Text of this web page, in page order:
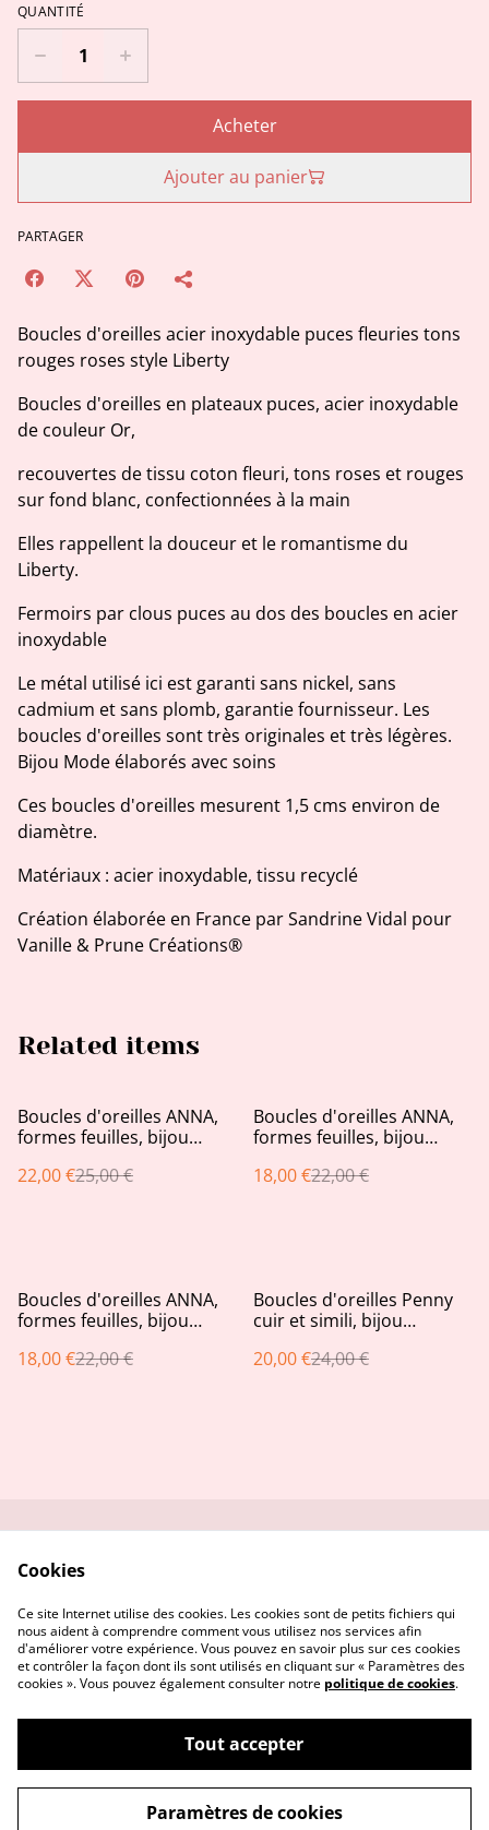
QUANTITÉ
Acheter
Ajouter au panier
PARTAGER
Boucles d'oreilles acier inoxydable puces fleuries tons
rouges roses style Liberty
Boucles d'oreilles en plateaux puces, acier inoxydable
de couleur Or,
recouvertes de tissu coton fleuri, tons roses et rouges
sur fond blanc, confectionnées à la main
Elles rappellent la douceur et le romantisme du
Liberty.
Fermoirs par clous puces au dos des boucles en acier
inoxydable
Le métal utilisé ici est garanti sans nickel, sans
cadmium et sans plomb, garantie fournisseur. Les
boucles d'oreilles sont très originales et très légères.
Bijou Mode élaborés avec soins
Ces boucles d'oreilles mesurent 1,5 cms environ de
diamètre.
Matériaux : acier inoxydable, tissu recyclé
Création élaborée en France par Sandrine Vidal pour
Vanille & Prune Créations®
Related items
%
Boucles d'oreilles ANNA,
formes feuilles, bijou
chocolat
22,00 €25,00 €
%
Boucles d'oreilles ANNA,
formes feuilles, bijou
doré rose et bronze
18,00 €22,00 €
%
Boucles d'oreilles ANNA,
formes feuilles, bijou
doré rose et doré
18,00 €22,00 €
%
Boucles d'oreilles Penny
cuir et simili, bijou
20,00 €24,00 €
confidentialité
Politique de cookies
©2026Vanille & Prune Créas
Cookies
Ce site Internet utilise des cookies. Les cookies sont de petits fichiers qui
nous aident à comprendre comment vous utilisez nos services afin
d'améliorer votre expérience. Vous pouvez en savoir plus sur ces cookies
et contrôler la façon dont ils sont utilisés en cliquant sur « Paramètres des
cookies ». Vous pouvez également consulter notre politique de cookies.
Tout accepter
Paramètres de cookies